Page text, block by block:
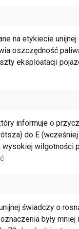
na etykiecie
oszczędność
eksploatacji
informuje o
do E
wilgotności
świadczy o
były